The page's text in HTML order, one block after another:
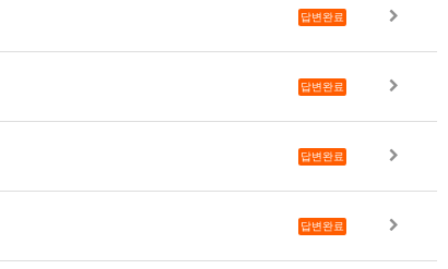
답변완료
답변완료
답변완료
답변완료